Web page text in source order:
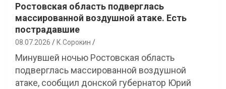
Ростовская область подверглась
массированной воздушной атаке. Есть
пострадавшие
08.07.2026 К.Сорокин
Минувшей ночью Ростовская область
подверглась массированной воздушной
атаке, сообщил донской губернатор Юрий